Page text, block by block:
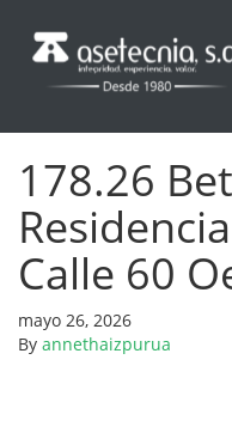
178.26
Calle 60
mayo 26, 2026
By annethaizpurua